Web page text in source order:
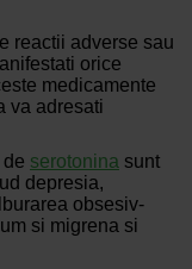
reactii adverse sau
orice
medicamente
va adresati
serotonina sunt
depresia,
obsesiv-
si migrena si